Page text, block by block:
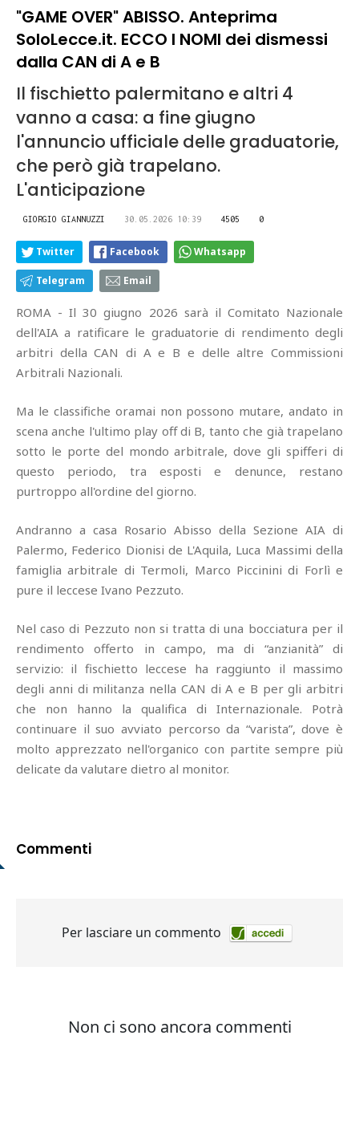
"GAME OVER" ABISSO. Anteprima
SoloLecce.it. ECCO I NOMI dei dismessi
dalla CAN di A e B
Il fischietto palermitano e altri 4
vanno a casa: a fine giugno
l'annuncio ufficiale delle graduatorie,
che però già trapelano.
L'anticipazione
GIORGIO GIANNUZZI 30.05.2026 10:39 4505 0
Twitter Facebook Whatsapp
Telegram Email
ROMA - Il 30 giugno 2026 sarà il Comitato Nazionale
dell'AIA a ratificare le graduatorie di rendimento degli
arbitri della CAN di A e B e delle altre Commissioni
Arbitrali Nazionali.
Ma le classifiche oramai non possono mutare, andato in
scena anche l'ultimo play off di B, tanto che già trapelano
sotto le porte del mondo arbitrale, dove gli spifferi di
questo periodo, tra esposti e denunce, restano
purtroppo all'ordine del giorno.
Andranno a casa Rosario Abisso della Sezione AIA di
Palermo, Federico Dionisi de L'Aquila, Luca Massimi della
famiglia arbitrale di Termoli, Marco Piccinini di Forlì e
pure il leccese Ivano Pezzuto.
Nel caso di Pezzuto non si tratta di una bocciatura per il
rendimento offerto in campo, ma di “anzianità” di
servizio: il fischietto leccese ha raggiunto il massimo
degli anni di militanza nella CAN di A e B per gli arbitri
che non hanno la qualifica di Internazionale. Potrà
continuare il suo avviato percorso da “varista”, dove è
molto apprezzato nell'organico con partite sempre più
delicate da valutare dietro al monitor.
Commenti